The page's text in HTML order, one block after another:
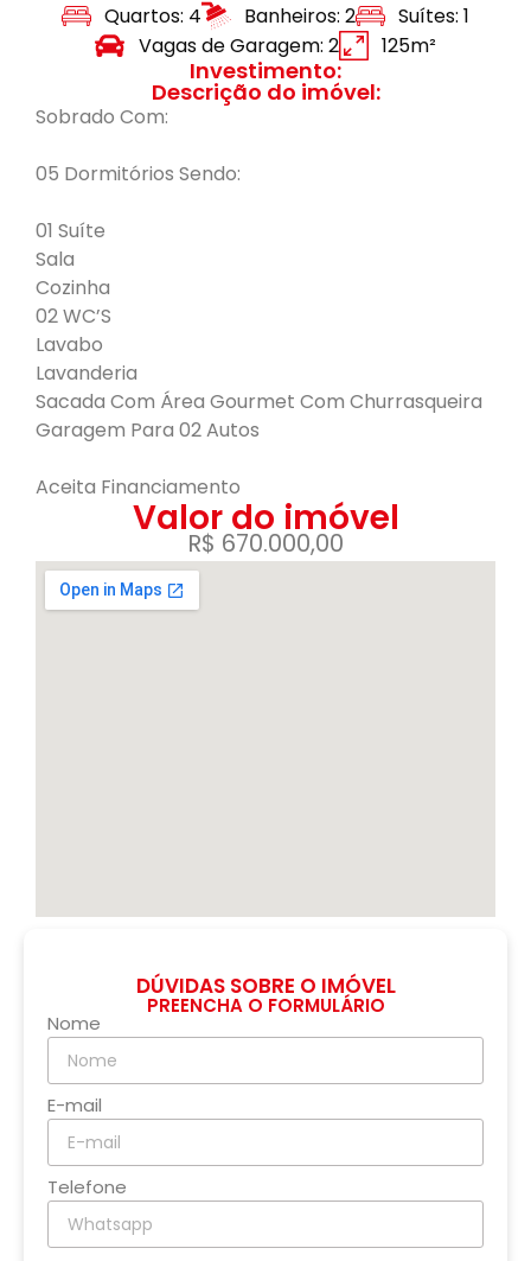
Quartos: 4 Banheiros: 2
Suítes: 1
Vagas de Garagem: 2
125m²
Investimento:
Descrição do imóvel:
Sobrado Com:
05 Dormitórios Sendo:
01 Suíte
Sala
Cozinha
02 WC’S
Lavabo
Lavanderia
Sacada Com Área Gourmet Com Churrasqueira
Garagem Para 02 Autos
Aceita Financiamento
Valor do imóvel
R$ 670.000,00
DÚVIDAS SOBRE O IMÓVEL
PREENCHA O FORMULÁRIO
Nome
E-mail
Telefone